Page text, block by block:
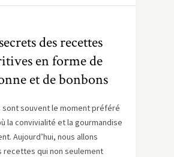
des recettes
en forme de
et de bonbons
souvent le moment préféré
la convivialité et la gourmandise
Aujourd’hui, nous allons
recettes qui non seulement